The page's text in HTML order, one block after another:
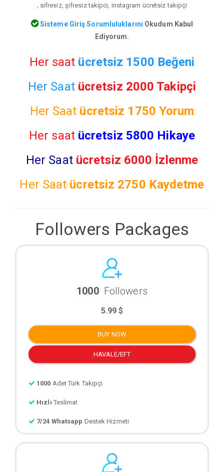
, sifresiz, şifresiz takipci, instagram ücretsiz takipçi
Sisteme Giriş Sorumluluklarını Okudum Kabul
Ediyorum.
Her saat ücretsiz 1500 Beğeni
Her Saat ücretsiz 2000 Takipçi
Her Saat ücretsiz 1750 Yorum
Her saat ücretsiz 5800 Hikaye
Her Saat ücretsiz 6000 İzlenme
Her Saat ücretsiz 2750 Kaydetme
Followers Packages
1000 Followers
5.99 $
BUY NOW
HAVALE/EFT
1000 Adet Türk Takipçi
Hızlı Teslimat
7/24 Whatsapp Destek Hizmeti